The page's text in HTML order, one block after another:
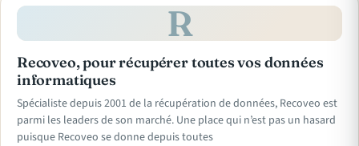
R
Recoveo, pour récupérer toutes vos données
informatiques
Spécialiste depuis 2001 de la récupération de données, Recoveo est
parmi les leaders de son marché. Une place qui n’est pas un hasard
puisque Recoveo se donne depuis toutes